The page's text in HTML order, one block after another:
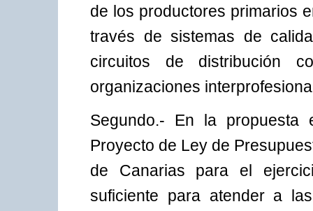
de los productores primarios
través de sistemas de
circuitos de distribución
organizaciones
Segundo.- En la
Proyecto de Ley de
de Canarias para el
suficiente para atender a